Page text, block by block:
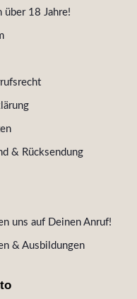
über 18 Jahre!
& Rücksendung
uns auf Deinen Anruf!
& Ausbildungen